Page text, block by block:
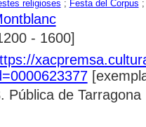
religioses ; Festa del Corpus
- 1600]
Pública de Tarragona